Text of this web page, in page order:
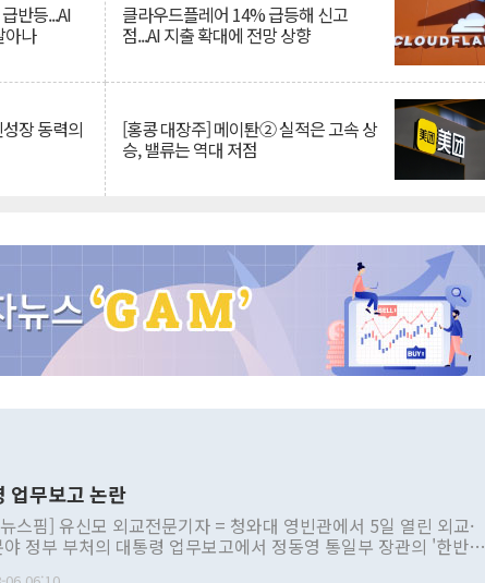
반등...AI
아나
클라우드플레어 14% 급등해 신고
점...AI 지출 확대에 전망 상향
장 동력의 [홍콩 대장주] 메이퇀② 실적은 고속 상
승, 밸류는 역대 저점
업무보고 논란
스핌] 유신모 외교전문기자 = 청와대 영빈관에서 5일 열린 외교·
정부 부처의 대통령 업무보고에서 정동영 통일부 장관의 '한반도